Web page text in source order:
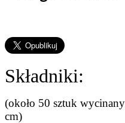
Składniki:
(około 50 sztuk
cm)